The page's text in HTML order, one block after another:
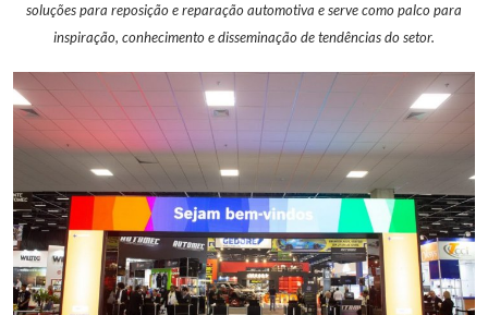
soluções para reposição e reparação automotiva e serve como palco para
inspiração, conhecimento e disseminação de tendências do setor.